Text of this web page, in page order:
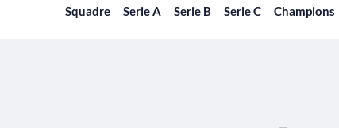
Squadre Serie A Serie B Serie C Champions